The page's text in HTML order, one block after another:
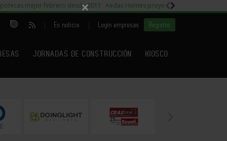
mejor febrero desde 2011 Aedas Homes proyecto Fiora
Es noticia Login empresas Registro
JORNADAS DE CONSTRUCCIÓN KIOSCO
×